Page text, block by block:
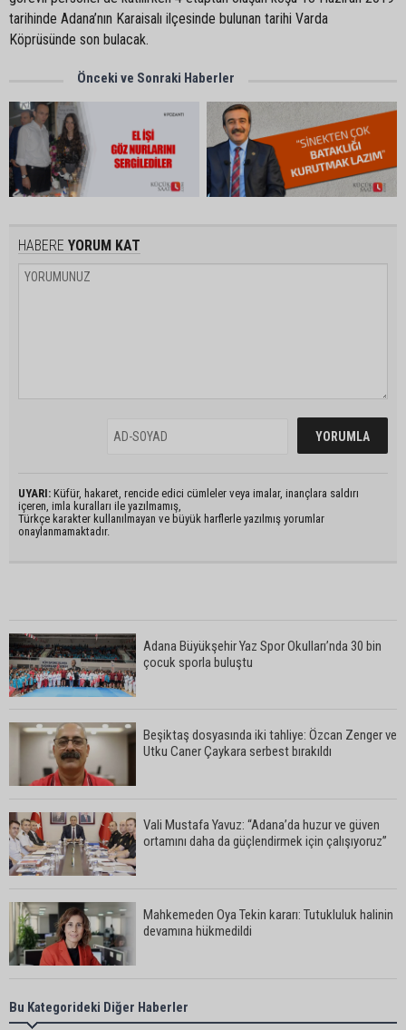
tarihinde Adana’nın Karaisalı ilçesinde bulunan tarihi Varda
Köprüsünde son bulacak.
Önceki ve Sonraki Haberler
HABERE YORUM KAT
UYARI: Küfür, hakaret, rencide edici cümleler veya imalar, inançlara saldırı
içeren, imla kuralları ile yazılmamış,
Türkçe karakter kullanılmayan ve büyük harflerle yazılmış yorumlar
onaylanmamaktadır.
Adana Büyükşehir Yaz Spor Okulları’nda 30 bin
çocuk sporla buluştu
Beşiktaş dosyasında iki tahliye: Özcan Zenger ve
Utku Caner Çaykara serbest bırakıldı
Vali Mustafa Yavuz: “Adana’da huzur ve güven
ortamını daha da güçlendirmek için çalışıyoruz”
Mahkemeden Oya Tekin kararı: Tutukluluk halinin
devamına hükmedildi
Adana’da taziye evinde silahlı kavga kamerada:
Çok sayıda polis ekibi olay yerine sevk edildi
Bu Kategorideki Diğer Haberler